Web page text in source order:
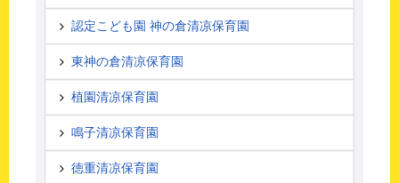
認定こども園 神の倉清凉保育園
東神の倉清凉保育園
植園清凉保育園
鳴子清凉保育園
徳重清凉保育園